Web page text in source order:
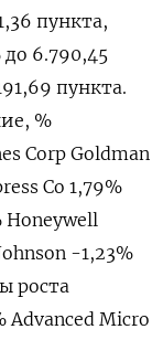
пункта,
до 6.790,45​
пункта.
%
Corp Goldman
Co 1,79%
-1,23%
роста
Advanced Micro